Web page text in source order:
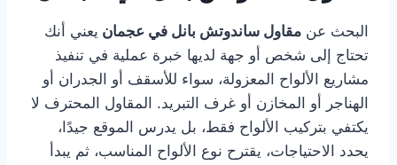
البحث عن مقاول ساندوتش بانل في عجمان يعني أنك
تحتاج إلى شخص أو جهة لديها خبرة عملية في تنفيذ
مشاريع الألواح المعزولة، سواء للأسقف أو الجدران أو
الهناجر أو المخازن أو غرف التبريد. المقاول المحترف لا
يكتفي بتركيب الألواح فقط، بل يدرس الموقع جيدًا،
يحدد الاحتياجات، يقترح نوع الألواح المناسب، ثم يبدأ